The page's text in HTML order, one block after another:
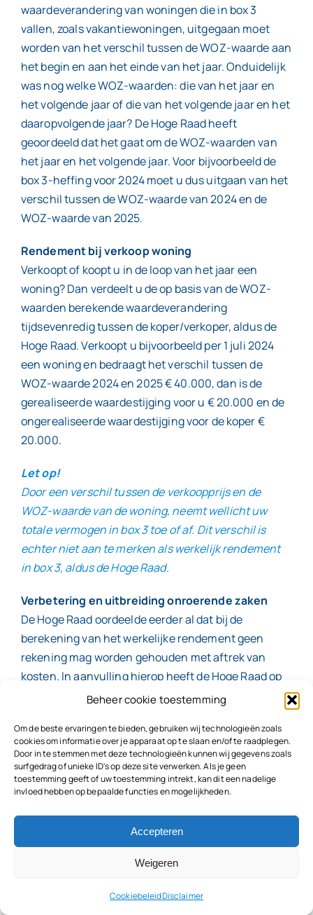
Beheer cookie toestemming
Om de beste ervaringen te bieden, gebruiken wij technologieën zoals
cookies om informatie over je apparaat op te slaan en/of te raadplegen.
Door in te stemmen met deze technologieën kunnen wij gegevens zoals
surfgedrag of unieke ID's op deze site verwerken. Als je geen
toestemming geeft of uw toestemming intrekt, kan dit een nadelige
invloed hebben op bepaalde functies en mogelijkheden.
Accepteren
Weigeren
CookiebeleidDisclaimer
waardeverandering van woningen die in box 3
vallen, zoals vakantiewoningen, uitgegaan moet
worden van het verschil tussen de WOZ-waarde aan
het begin en aan het einde van het jaar. Onduidelijk
was nog welke WOZ-waarden: die van het jaar en
het volgende jaar of die van het volgende jaar en het
daaropvolgende jaar? De Hoge Raad heeft
geoordeeld dat het gaat om de WOZ-waarden van
het jaar en het volgende jaar. Voor bijvoorbeeld de
box 3-heffing voor 2024 moet u dus uitgaan van het
verschil tussen de WOZ-waarde van 2024 en de
WOZ-waarde van 2025.
Rendement bij verkoop woning
Verkoopt of koopt u in de loop van het jaar een
woning? Dan verdeelt u de op basis van de WOZ-
waarden berekende waardeverandering
tijdsevenredig tussen de koper/verkoper, aldus de
Hoge Raad. Verkoopt u bijvoorbeeld per 1 juli 2024
een woning en bedraagt het verschil tussen de
WOZ-waarde 2024 en 2025 € 40.000, dan is de
gerealiseerde waardestijging voor u € 20.000 en de
ongerealiseerde waardestijging voor de koper €
20.000.
Let op!
Door een verschil tussen de verkoopprijs en de
WOZ-waarde van de woning, neemt wellicht uw
totale vermogen in box 3 toe of af. Dit verschil is
echter niet aan te merken als werkelijk rendement
in box 3, aldus de Hoge Raad.
Verbetering en uitbreiding onroerende zaken
De Hoge Raad oordeelde eerder al dat bij de
berekening van het werkelijke rendement geen
rekening mag worden gehouden met aftrek van
kosten. In aanvulling hierop heeft de Hoge Raad op
20 december 2024 echter aangegeven dat een
waardevermeerdering van een onroerende zaak die
voortvloeit uit kosten die leiden tot verbetering of
uitbreiding van de onroerende zaak, niet tot het
werkelijke rendement behoort.
niet eenvoudig. Of er sprake is van verbetering of
uitbreiding van een onroerende zaak of van
van eerdere rechtspraak van de Hoge Raad. Verder